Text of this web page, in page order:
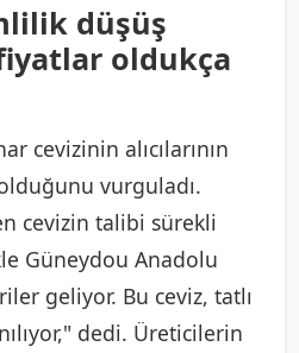
düşüş
oldukça
cevizinin alıcılarının
vurguladı.
cevizin talibi sürekli
Güneydou Anadolu
geliyor. Bu ceviz, tatlı
dedi. Üreticilerin